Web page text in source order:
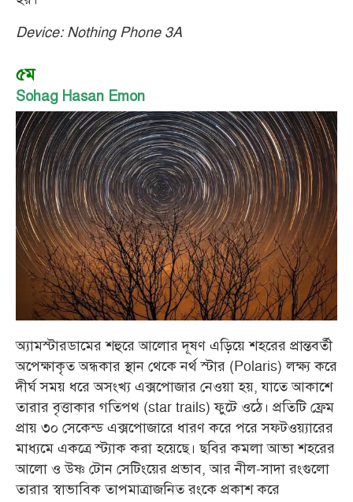
Device: Nothing Phone 3A
৫ম
Sohag Hasan Emon
অ্যামস্টারডামের শহুরে আলোর দূষণ এড়িয়ে শহরের প্রান্তবর্তী
অপেক্ষাকৃত অন্ধকার স্থান থেকে নর্থ স্টার (Polaris) লক্ষ্য করে
দীর্ঘ সময় ধরে অসংখ্য এক্সপোজার নেওয়া হয়, যাতে আকাশে
তারার বৃত্তাকার গতিপথ (star trails) ফুটে ওঠে। প্রতিটি ফ্রেম
প্রায় ৩০ সেকেন্ড এক্সপোজারে ধারণ করে পরে সফটওয়্যারের
মাধ্যমে একত্রে স্ট্যাক করা হয়েছে। ছবির কমলা আভা শহরের
আলো ও উষ্ণ টোন সেটিংয়ের প্রভাব, আর নীল-সাদা রংগুলো
তারার স্বাভাবিক তাপমাত্রাজনিত রংকে প্রকাশ করে